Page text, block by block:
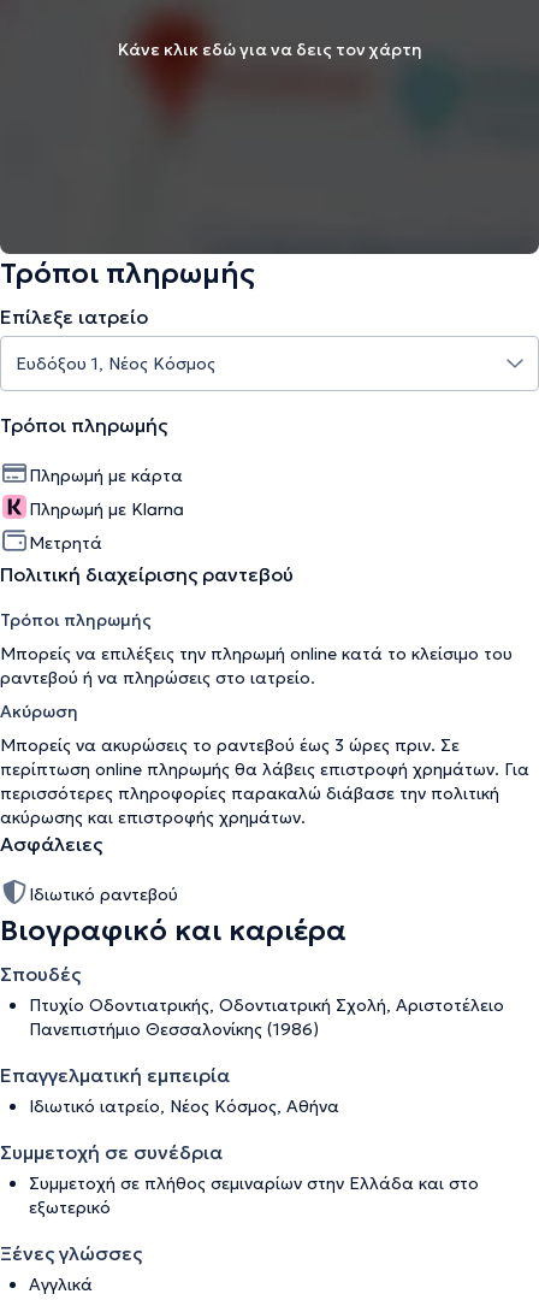
Κάνε κλικ εδώ για να δεις τον χάρτη
Τρόποι πληρωμής
Επίλεξε ιατρείο
Τρόποι πληρωμής
Πληρωμή με κάρτα
Πληρωμή με Klarna
Μετρητά
Πολιτική διαχείρισης ραντεβού
Τρόποι πληρωμής
Μπορείς να επιλέξεις την πληρωμή online κατά το κλείσιμο του
ραντεβού ή να πληρώσεις στο ιατρείο.
Ακύρωση
Μπορείς να ακυρώσεις το ραντεβού έως 3 ώρες πριν. Σε
περίπτωση online πληρωμής θα λάβεις επιστροφή χρημάτων. Για
περισσότερες πληροφορίες παρακαλώ διάβασε την πολιτική
ακύρωσης και επιστροφής χρημάτων.
Ασφάλειες
Ιδιωτικό ραντεβού
Βιογραφικό και καριέρα
Σπουδές
Πτυχίο Οδοντιατρικής, Οδοντιατρική Σχολή, Αριστοτέλειο
Πανεπιστήμιο Θεσσαλονίκης (1986)
Επαγγελματική εμπειρία
Ιδιωτικό ιατρείο, Νέος Κόσμος, Αθήνα
Συμμετοχή σε συνέδρια
Συμμετοχή σε πλήθος σεμιναρίων στην Ελλάδα και στο
εξωτερικό
Ξένες γλώσσες
Αγγλικά